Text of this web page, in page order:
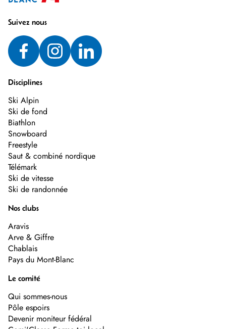
Suivez nous
Disciplines
Ski Alpin
Ski de fond
Biathlon
Snowboard
Freestyle
Saut & combiné nordique
Télémark
Ski de vitesse
Ski de randonnée
Nos clubs
Aravis
Arve & Giffre
Chablais
Pays du Mont-Blanc
Le comité
Qui sommes-nous
Pôle espoirs
Devenir moniteur fédéral